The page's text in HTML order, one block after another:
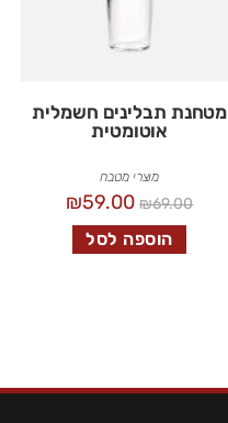
מטחנת תבלינים חשמלית
אוטומטית
מוצרי מטבח
₪69.00
₪59.00
הוספה לסל